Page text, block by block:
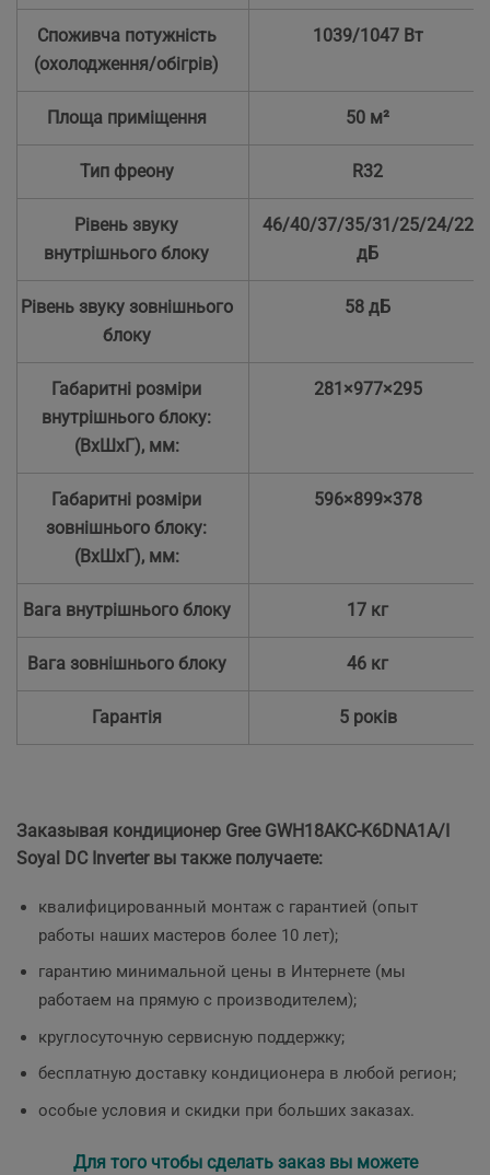
Споживча потужність
(охолодження/обігрів)
1039/1047 Вт
Площа приміщення 50 м²
Тип фреону R32
Рівень звуку
внутрішнього блоку
46/40/37/35/31/25/24/22
дБ
Рівень звуку зовнішнього
блоку
58 дБ
Габаритні розміри
внутрішнього блоку:
(ВхШхГ), мм:
281×977×295
Габаритні розміри
зовнішнього блоку:
(ВхШхГ), мм:
596×899×378
Вага внутрішнього блоку 17 кг
Вага зовнішнього блоку 46 кг
Гарантія 5 років
Заказывая кондиционер Gree GWH18AKC-K6DNA1A/I
Soyal DC Inverter вы также получаете:
квалифицированный монтаж с гарантией (опыт
работы наших мастеров более 10 лет);
гарантию минимальной цены в Интернете (мы
работаем на прямую с производителем);
круглосуточную сервисную поддержку;
бесплатную доставку кондиционера в любой регион;
особые условия и скидки при больших заказах.
Для того чтобы сделать заказ вы можете